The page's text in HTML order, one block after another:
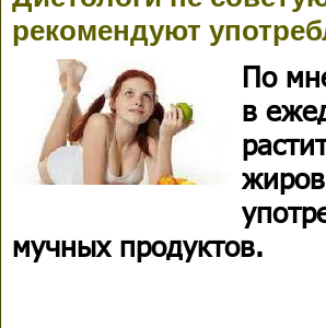
рекомендуют
По
в
мучных продуктов.